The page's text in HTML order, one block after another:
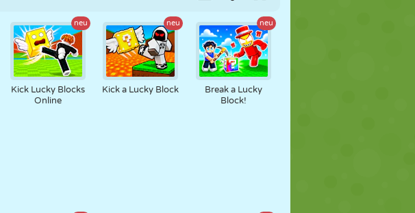
neu
Kick Lucky Blocks
Online
neu
Kick a Lucky Block
neu
Break a Lucky
Block!